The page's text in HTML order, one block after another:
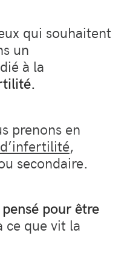
qui souhaitent
un
à la
prenons en
,
secondaire.
pour être
ce que vit la